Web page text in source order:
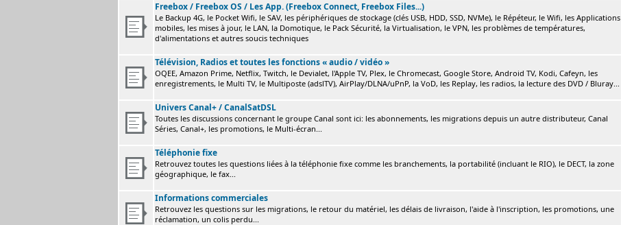
Freebox / Freebox OS / Les App. (Freebox Connect, Freebox Files...)
Le Backup 4G, le Pocket Wifi, le SAV, les périphériques de stockage (clés USB, HDD, SSD, NVMe), le Répéteur, le Wifi, les Applications
mobiles, les mises à jour, le LAN, la Domotique, le Pack Sécurité, la Virtualisation, le VPN, les problèmes de températures,
d'alimentations et autres soucis techniques
Télévision, Radios et toutes les fonctions « audio / vidéo »
OQEE, Amazon Prime, Netflix, Twitch, le Devialet, l'Apple TV, Plex, le Chromecast, Google Store, Android TV, Kodi, Cafeyn, les
enregistrements, le Multi TV, le Multiposte (adslTV), AirPlay/DLNA/uPnP, la VoD, les Replay, les radios, la lecture des DVD / Bluray...
Univers Canal+ / CanalSatDSL
Toutes les discussions concernant le groupe Canal sont ici: les abonnements, les migrations depuis un autre distributeur, Canal
Séries, Canal+, les promotions, le Multi-écran...
Téléphonie fixe
Retrouvez toutes les questions liées à la téléphonie fixe comme les branchements, la portabilité (incluant le RIO), le DECT, la zone
géographique, le fax...
Informations commerciales
Retrouvez les questions sur les migrations, le retour du matériel, les délais de livraison, l'aide à l'inscription, les promotions, une
réclamation, un colis perdu...